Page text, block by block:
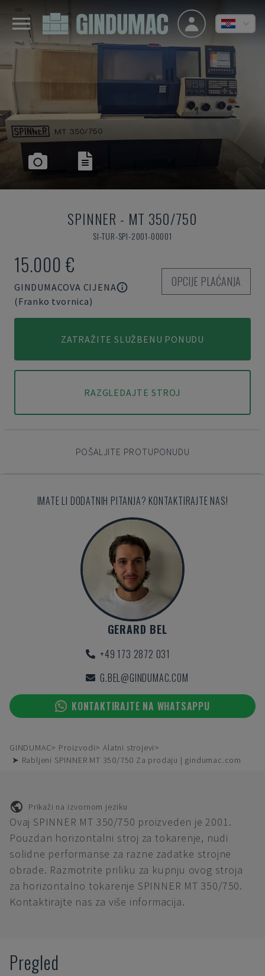
SPINNER - MT 350/750
SI-TUR-SPI-2001-00001
15.000 €
GINDUMACOVA CIJENA
(Franko tvornica)
OPCIJE PLAĆANJA
ZATRAŽITE SLUŽBENU PONUDU
RAZGLEDAJTE STROJ
POŠALJITE PROTUPONUDU
IMATE LI DODATNIH PITANJA? KONTAKTIRAJTE NAS!
GERARD BEL
+49 173 2872 031
G.BEL@GINDUMAC.COM
KONTAKTIRAJTE NA WHATSAPPU
GINDUMAC Proizvodi
Alatni strojevi
➤ Rabljeni SPINNER MT 350/750 Za prodaju | gindumac.com
Prikaži na izvornom jeziku
Ovaj SPINNER MT 350/750 proizveden je 2001.
Pouzdan horizontalni stroj za tokarenje, nudi
solidne performanse za razne zadatke strojne
obrade. Razmotrite priliku za kupnju ovog stroja
za horizontalno tokarenje SPINNER MT 350/750.
Kontaktirajte nas za više informacija.
Pregled